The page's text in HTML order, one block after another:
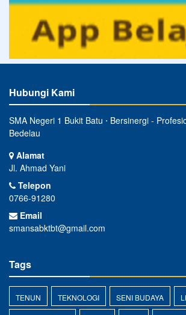
Hubungi Kami
SMA Negeri 1 Bukit Batu ⋅ Bersinergi -
Bedelau
Alamat
Jl. Ahmad Yani
Telepon
0766-91280
Email
smansabktbt@gmail.com
Tags
TENUN TEKNOLOGI SENI BUDAYA